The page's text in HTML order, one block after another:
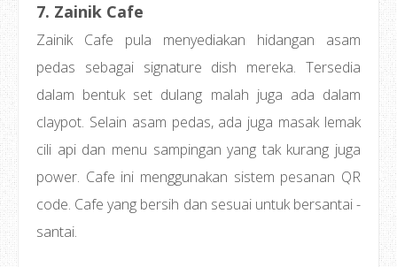
7. Zainik Cafe
Zainik Cafe pula menyediakan hidangan asam
pedas sebagai signature dish mereka. Tersedia
dalam bentuk set dulang malah juga ada dalam
claypot. Selain asam pedas, ada juga masak lemak
cili api dan menu sampingan yang tak kurang juga
power. Cafe ini menggunakan sistem pesanan QR
code. Cafe yang bersih dan sesuai untuk bersantai -
santai.